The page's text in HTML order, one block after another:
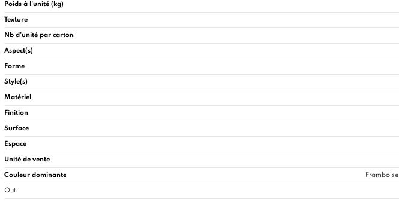
Poids à l'unité (kg)
Texture
Nb d'unité par carton
Aspect(s)
Forme
Style(s)
Matériel
Finition
Surface
Espace
Unité de vente
Couleur dominante Framboise
Oui